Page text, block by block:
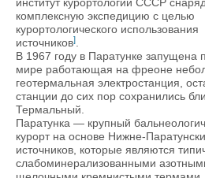
комплексную экспедицию с целью
курортологического использования
источников]
В 1967 году в Паратунке запущена
мире работающая на фреоне
геотермальная электростанция,
станции до сих пор сохранились
Термальный.
Паратунка — крупный
курорт на основе Нижне-
источников, которые являются
слабоминерализованными